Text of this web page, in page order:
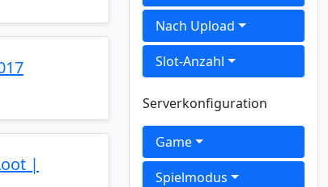
|
Nach Upload
Slot-Anzahl
Serverkonfiguration
Game
Spielmodus